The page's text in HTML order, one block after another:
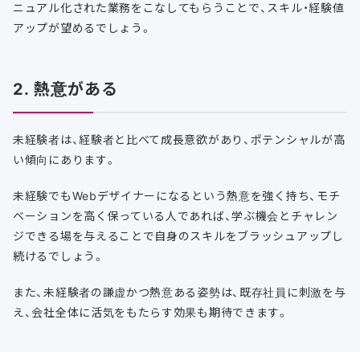
ニュアル化された業務をこなしてもらうことで、スキル・経験値
アップが望めるでしょう。
2. 熱意がある
未経験者は、経験者と比べて成長意欲があり、ポテンシャルが高
い傾向にあります。
未経験でもWebデザイナーになるという熱意を強く持ち、モチ
ベーションを高く保っている人であれば、学ぶ機会とチャレン
ジできる場を与えることで自身のスキルをブラッシュアップし
続けるでしょう。
また、未経験者の謙虚かつ熱意ある姿勢は、既存社員に刺激を与
え、会社全体に活気をもたらす効果も期待できます。